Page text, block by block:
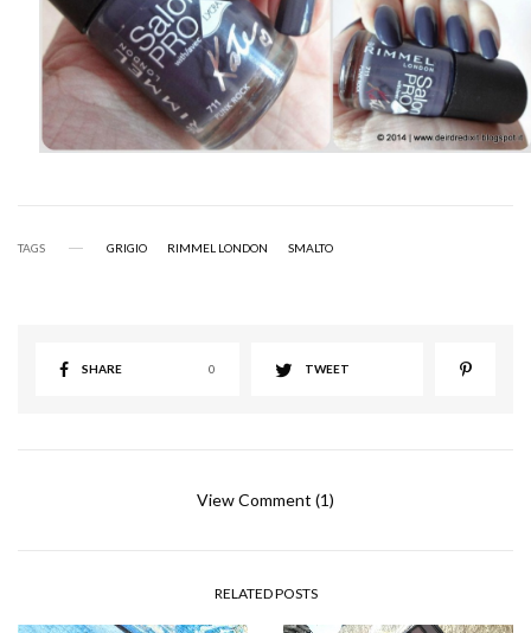
TAGS GRIGIO RIMMEL LONDON SMALTO
SHARE 0 TWEET
View Comment (1)
RELATED POSTS